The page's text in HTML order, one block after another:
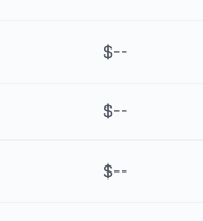
$--
$--
$--